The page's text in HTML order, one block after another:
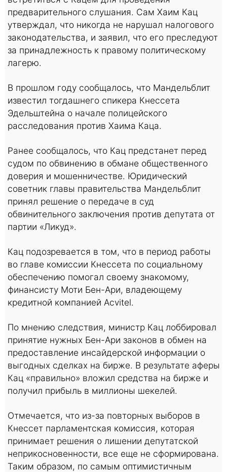
предварительного слушания. Сам Хаим Кац
утверждал, что никогда не нарушал налогового
законодательства, и заявил, что его преследуют
за принадлежность к правому политическому
лагерю.
В прошлом году сообщалось, что Мандельблит
известил тогдашнего спикера Кнессета
Эдельштейна о начале полицейского
расследования против Хаима Каца.
Ранее сообщалось, что Кац предстанет перед
судом по обвинению в обмане общественного
доверия и мошенничестве. Юридический
советник главы правительства Мандельблит
принял решение о передаче в суд
обвинительного заключения против депутата от
партии «Ликуд».
Кац подозревается в том, что в период работы
во главе комиссии Кнессета по социальному
обеспечению помогал своему знакомому,
финансисту Моти Бен-Ари, владеющему
кредитной компанией Acvitel.
По мнению следствия, министр Кац лоббировал
принятие нужных Бен-Ари законов в обмен на
предоставление инсайдерской информации о
выгодных сделках на бирже. В результате аферы
Кац «правильно» вложил средства на бирже и
получил прибыль в миллионы шекелей.
Отмечается, что из-за повторных выборов в
Кнессет парламентская комиссия, которая
принимает решения о лишении депутатской
неприкосновенности, все еще не сформирована.
Таким образом, по самым оптимистичным